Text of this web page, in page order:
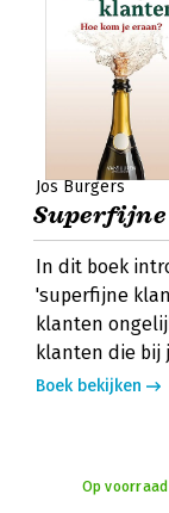
Jos Burgers
In dit boek
'superfijne
klanten
klanten die bij
Boek bekijken
Op